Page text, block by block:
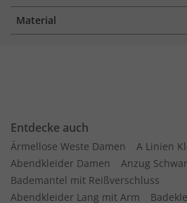
Material
Entdecke auch
Ärmellose Weste Damen
A Linien
Abendkleider Damen
Anzug
Bademantel mit Reißverschluss
Abendkleider Lang mit Arm